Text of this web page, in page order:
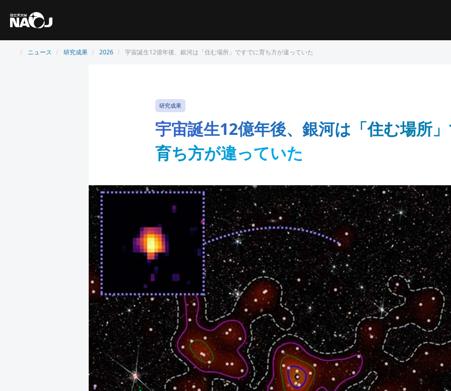
ニュース 研究成果 2026 宇宙誕生12億年後、銀河は「住む場所」ですでに育ち方が違っていた
研究成果
宇宙誕生12億年後、銀河は「住む場所
育ち方が違っていた